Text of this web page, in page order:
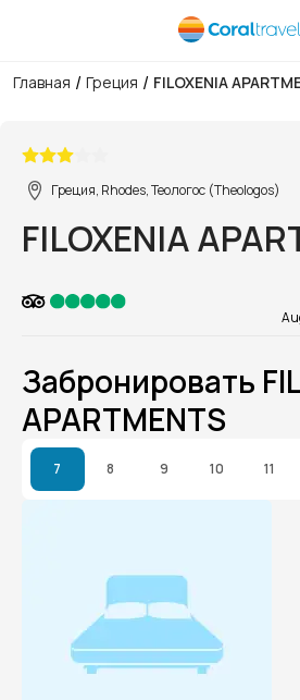
Главная / Греция / FILOXENIA
Греция, Rhodes, Теологос (Theologos)
FILOXENIA
Забронировать
APARTMENTS
7 8 9 10 11